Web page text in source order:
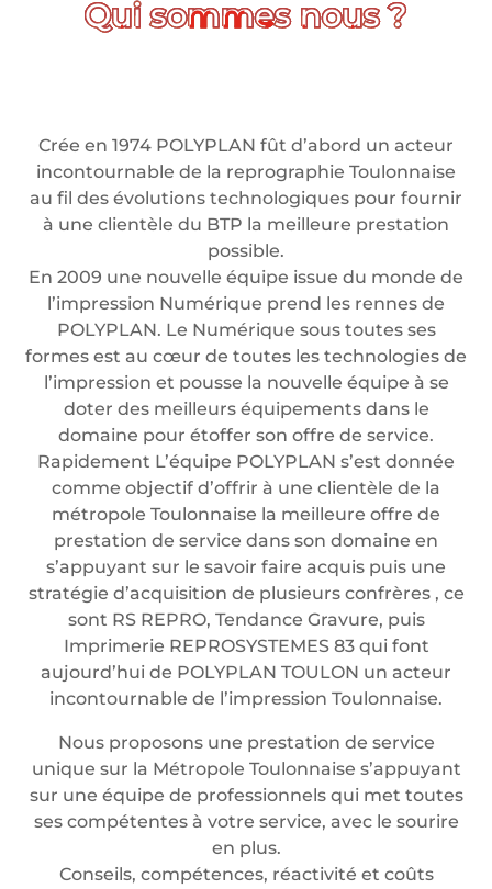
Crée en 1974 POLYPLAN fût d’abord un acteur
incontournable de la reprographie Toulonnaise
au fil des évolutions technologiques pour fournir
à une clientèle du BTP la meilleure prestation
possible.
En 2009 une nouvelle équipe issue du monde de
l’impression Numérique prend les rennes de
POLYPLAN. Le Numérique sous toutes ses
formes est au cœur de toutes les technologies de
l’impression et pousse la nouvelle équipe à se
doter des meilleurs équipements dans le
domaine pour étoffer son offre de service.
Rapidement L’équipe POLYPLAN s’est donnée
comme objectif d’offrir à une clientèle de la
métropole Toulonnaise la meilleure offre de
prestation de service dans son domaine en
s’appuyant sur le savoir faire acquis puis une
stratégie d’acquisition de plusieurs confrères , ce
sont RS REPRO, Tendance Gravure, puis
Imprimerie REPROSYSTEMES 83 qui font
aujourd’hui de POLYPLAN TOULON un acteur
incontournable de l’impression Toulonnaise.
Nous proposons une prestation de service
unique sur la Métropole Toulonnaise s’appuyant
sur une équipe de professionnels qui met toutes
ses compétentes à votre service, avec le sourire
en plus.
Conseils, compétences, réactivité et coûts